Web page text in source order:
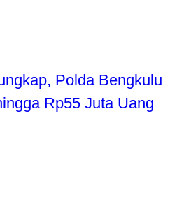
Polda Bengkulu
Rp55 Juta Uang